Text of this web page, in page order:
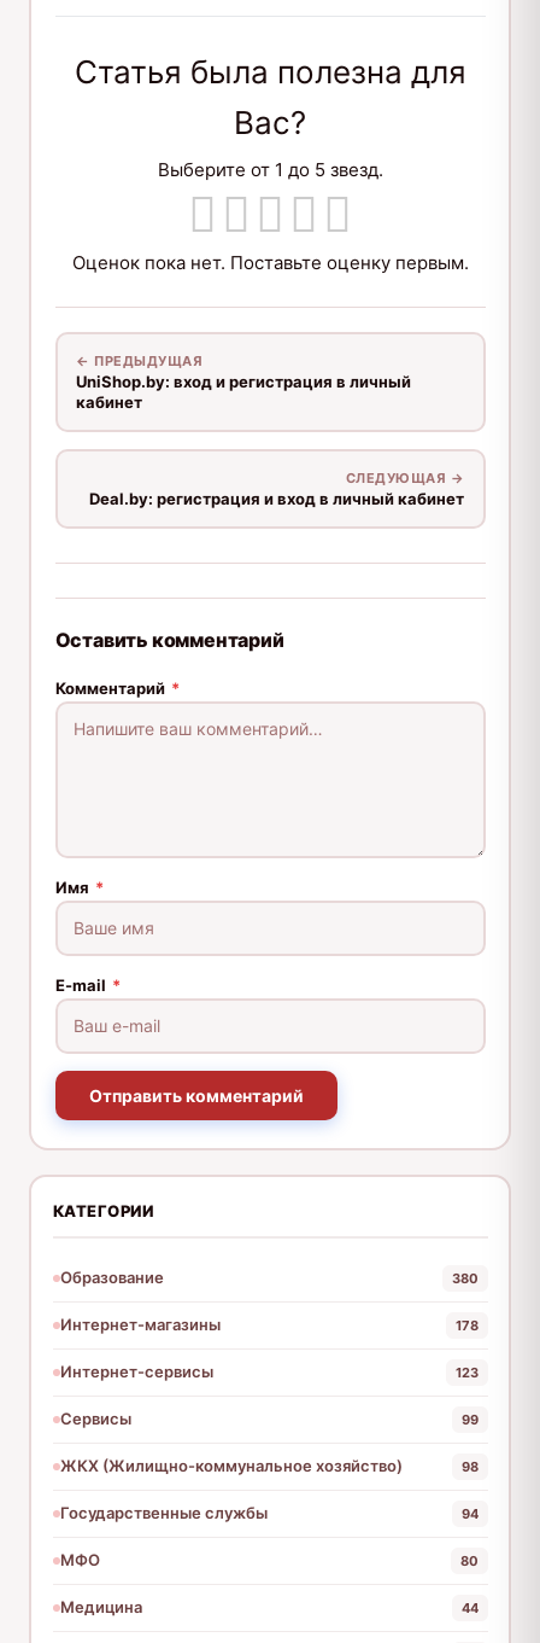
Статья была полезна для
Вас?
Выберите от 1 до 5 звезд.
Оценок пока нет. Поставьте оценку первым.
← ПРЕДЫДУЩАЯ
UniShop.by: вход и регистрация в личный
кабинет
СЛЕДУЮЩАЯ →
Deal.by: регистрация и вход в личный кабинет
Оставить комментарий
Комментарий *
Имя *
E-mail *
Отправить комментарий
КАТЕГОРИИ
Образование 380
Интернет-магазины 178
Интернет-сервисы 123
Сервисы 99
ЖКХ (Жилищно-коммунальное хозяйство) 98
Государственные службы 94
МФО 80
Медицина 44